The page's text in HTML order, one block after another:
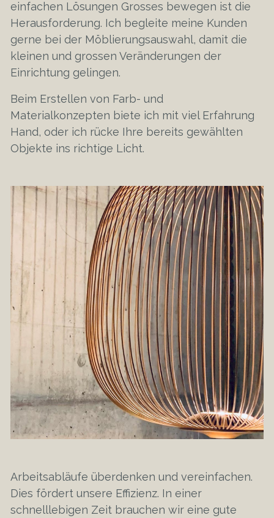
einfachen Lösungen Grosses bewegen ist die
Herausforderung. Ich begleite meine Kunden
gerne bei der Möblierungsauswahl, damit die
kleinen und grossen Veränderungen der
Einrichtung gelingen.
Beim Erstellen von Farb- und
Materialkonzepten biete ich mit viel Erfahrung
Hand, oder ich rücke Ihre bereits gewählten
Objekte ins richtige Licht.
Arbeitsabläufe überdenken und vereinfachen.
Dies fördert unsere Effizienz. In einer
schnelllebigen Zeit brauchen wir eine gute